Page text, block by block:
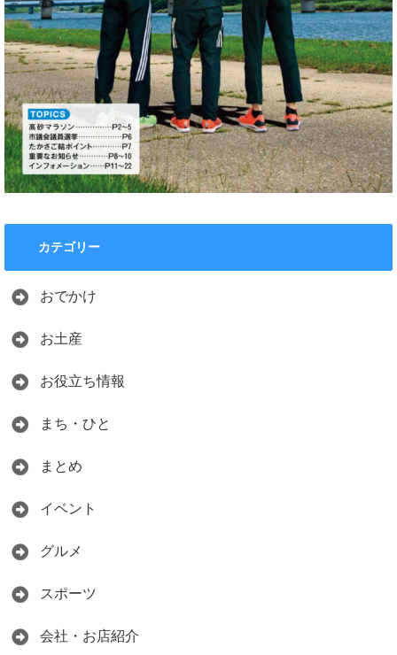
カテゴリー
おでかけ
お土産
お役立ち情報
まち・ひと
まとめ
イベント
グルメ
スポーツ
会社・お店紹介